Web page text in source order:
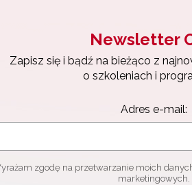
Newsletter
Zapisz się i bądź na bieżąco z
o szkoleniach i
Adres e-mail:
zgodę na przetwarzanie moich
marketingowych.